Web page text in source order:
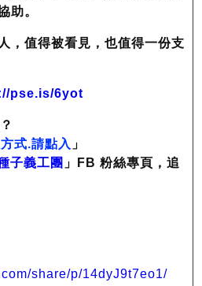
助。
，值得被看見，也值得一份支
pse.is/6yot
式.請點入 」
子義工團 」FB 粉絲專頁，追
share/p/14dyJ9t7eo1/